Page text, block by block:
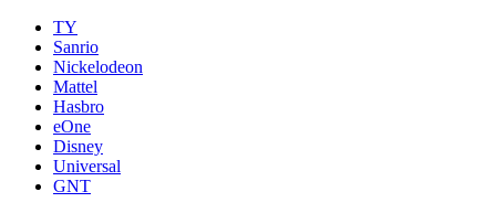
TY
Sanrio
Nickelodeon
Mattel
Hasbro
eOne
Disney
Universal
GNT